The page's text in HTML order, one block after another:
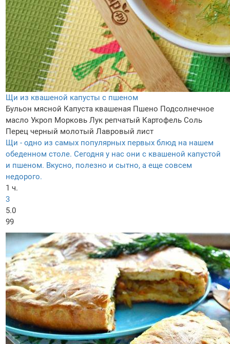
Щи из квашеной капусты с пшеном
Бульон мясной Капуста квашеная Пшено Подсолнечное
масло Укроп Морковь Лук репчатый Картофель Соль
Перец черный молотый Лавровый лист
Щи - одно из самых популярных первых блюд на нашем
обеденном столе. Сегодня у нас они с квашеной капустой
и пшеном. Вкусно, полезно и сытно, а еще совсем
недорого.
1 ч.
3
5.0
99